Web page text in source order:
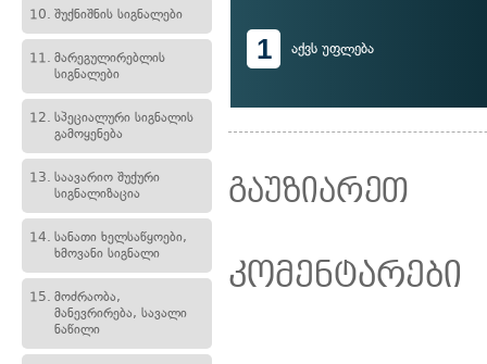
10. შუქნიშნის სიგნალები
11. მარეგულირებლის
სიგნალები
12. სპეციალური სიგნალის
გამოყენება
13. საავარიო შუქური
სიგნალიზაცია
14. სანათი ხელსაწყოები,
ხმოვანი სიგნალი
15. მოძრაობა,
მანევრირება, სავალი
ნაწილი
1 აქვს უფლება
გაუზიარეთ
კომენტარები